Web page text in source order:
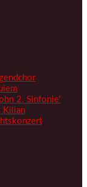
2. Sinfonie‘
Kilian